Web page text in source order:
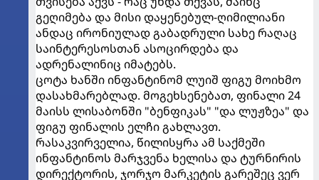
გეღიმება და მისი დაყენებულ-ღიმილიანი
ანდაც ირონიულად გაბადრული სახე რაღაც
საინტერესოსთან ასოცირდება და
ადრენალინიც იმატებს.
ცოტა ხანში ინფანტინომ ლუიშ ფიგუ მოიხმო
დასახმარებლად. მოგეხსენებათ, ფინალი 24
მაისს ლისაბონში "ბენფიკას" "და ლუჟზეა" და
ფიგუ ფინალის ელჩი გახლავთ.
რასაკვირველია, წილისყრა ამ საქმეში
ინფანტინოს მარჯვენა ხელისა და ტურნირის
დირექტორის, ჯორჯო მარკეტის გარეშეც ვერ